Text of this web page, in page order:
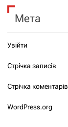
Мета
Увійти
Стрічка записів
Стрічка коментарів
WordPress.org